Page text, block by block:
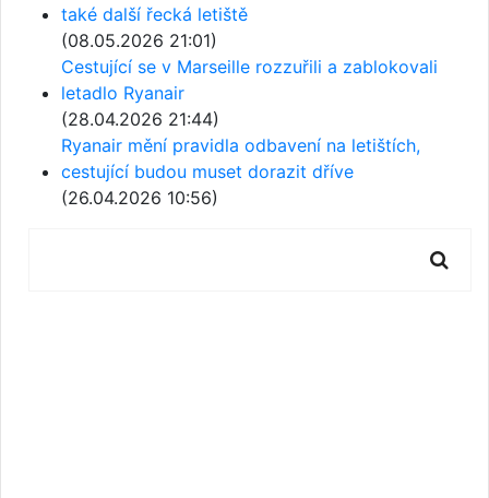
také další řecká letiště
(08.05.2026 21:01)
Cestující se v Marseille rozzuřili a zablokovali
letadlo Ryanair
(28.04.2026 21:44)
Ryanair mění pravidla odbavení na letištích,
cestující budou muset dorazit dříve
(26.04.2026 10:56)